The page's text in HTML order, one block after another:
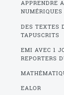
APPRENDRE
NUMÉRIQUES
DES TEXTES
TAPUSCRITS
EMI AVEC 1
REPORTERS
EALOR